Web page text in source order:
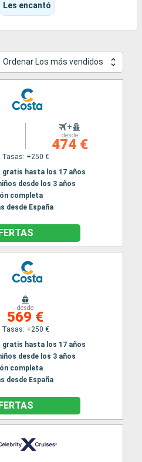
Les encantó
Ordenar Los más vendidos
+
desde
474 €
Tasas: +250 €
gratis hasta los 17 años
desde los 3 años
completa
desde España
desde
569 €
Tasas: +250 €
gratis hasta los 17 años
desde los 3 años
completa
desde España